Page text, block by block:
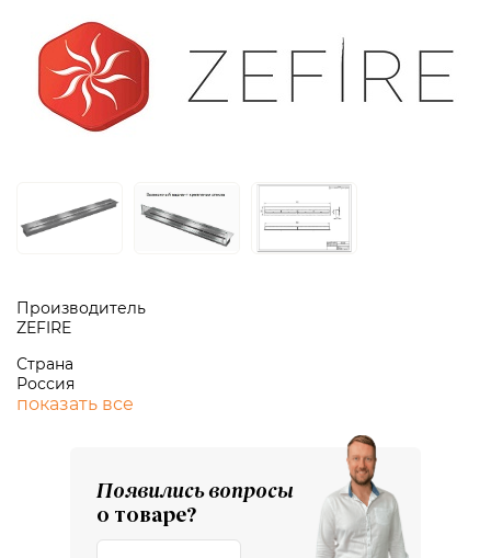
Производитель
ZEFIRE
Страна
Россия
показать все
Появились вопросы
о товаре?